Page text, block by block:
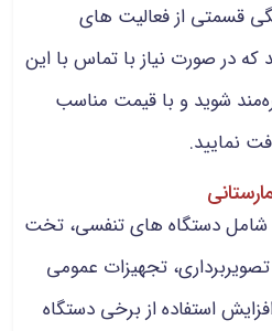
قسمتی از فعالیت های
در صورت نیاز با تماس با این
شوید و با قیمت مناسب
نمایید.
شامل دستگاه های تنفسی، تخت
تجهیزات عمومی
استفاده از برخی دستگاه